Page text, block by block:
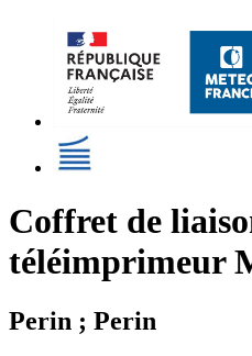
Coffret de
téléimprimeur
Perin ; Perin